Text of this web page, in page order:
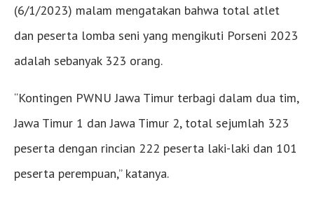
(6/1/2023) malam mengatakan bahwa total atlet
dan peserta lomba seni yang mengikuti Porseni 2023
adalah sebanyak 323 orang.
“Kontingen PWNU Jawa Timur terbagi dalam dua tim,
Jawa Timur 1 dan Jawa Timur 2, total sejumlah 323
peserta dengan rincian 222 peserta laki-laki dan 101
peserta perempuan,” katanya.